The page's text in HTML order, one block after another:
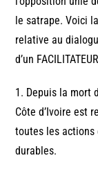
le satrape. Voici
relative au
d’un
1. Depuis la mort
Côte d’Ivoire est
toutes les actions
durables.